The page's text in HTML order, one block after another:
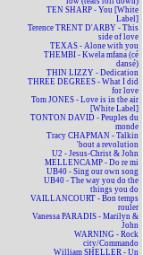
TEN SHARP - You [White
Label]
Terence TRENT D'ARBY - This
side of love
TEXAS - Alone with you
THEMBI - Kwela mfana (cé
dansé)
THIN LIZZY - Dedication
THREE DEGREES - What I did
for love
Tom JONES - Love is in the air
[White Label]
TONTON DAVID - Peuples du
monde
Tracy CHAPMAN - Talkin
'bout a revolution
U2 - Jesus-Christ & John
MELLENCAMP - Do re mi
UB40 - Sing our own song
UB40 - The way you do the
things you do
VAILLANCOURT - Bon temps
rouler
Vanessa PARADIS - Marilyn &
John
WARNING - Rock
city/Commando
William SHELLER - Un